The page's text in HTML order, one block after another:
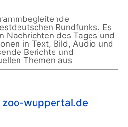
Rundfunks. Es
Nachrichten des Tages und
in Text, Bild, Audio und
Berichte und
Themen aus
zoo-wuppertal.de